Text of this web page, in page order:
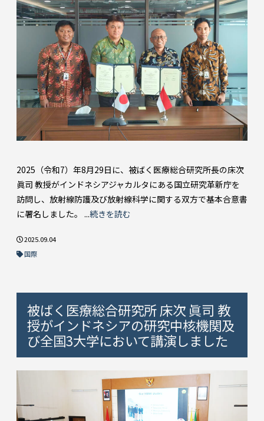
2025（令和7）年8月29日に、被ばく医療総合研究所長の床次
眞司 教授がインドネシアジャカルタにある国立研究革新庁を
訪問し、放射線防護及び放射線科学に関する双方で基本合意書
に署名しました。 ...続きを読む
2025.09.04
国際
被ばく医療総合研究所 床次 眞司 教
授がインドネシアの研究中核機関及
び全国3大学において講演しました